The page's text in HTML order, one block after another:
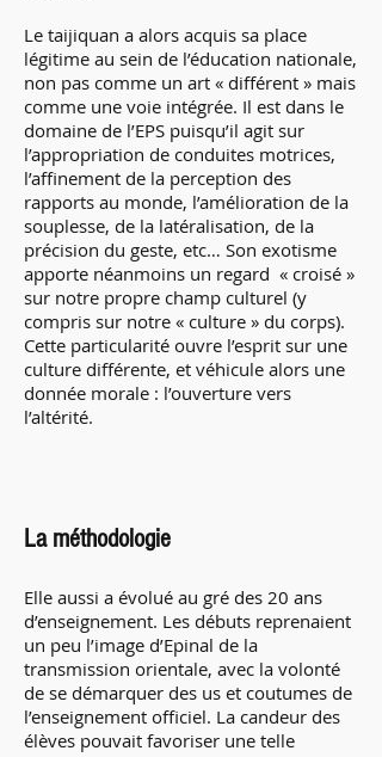
Le taijiquan a alors acquis sa place
légitime au sein de l’éducation nationale,
non pas comme un art « différent » mais
comme une voie intégrée. Il est dans le
domaine de l’EPS puisqu’il agit sur
l’appropriation de conduites motrices,
l’affinement de la perception des
rapports au monde, l’amélioration de la
souplesse, de la latéralisation, de la
précision du geste, etc… Son exotisme
apporte néanmoins un regard « croisé »
sur notre propre champ culturel (y
compris sur notre « culture » du corps).
Cette particularité ouvre l’esprit sur une
culture différente, et véhicule alors une
donnée morale : l’ouverture vers
l’altérité.
La méthodologie
Elle aussi a évolué au gré des 20 ans
d’enseignement. Les débuts reprenaient
un peu l’image d’Epinal de la
transmission orientale, avec la volonté
de se démarquer des us et coutumes de
l’enseignement officiel. La candeur des
élèves pouvait favoriser une telle